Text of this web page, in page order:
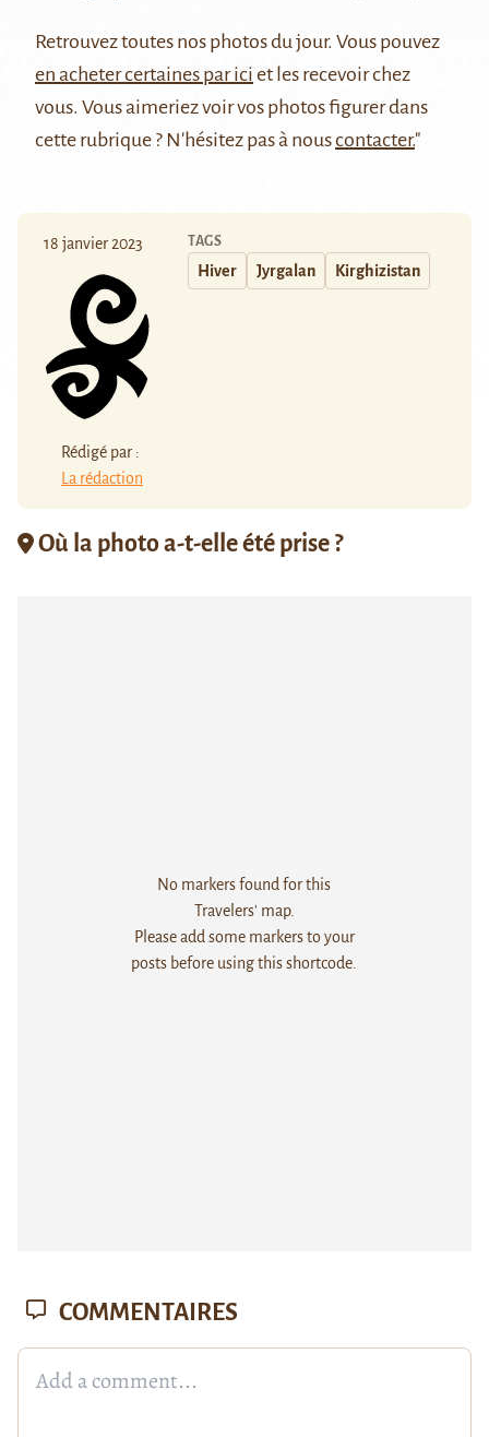
Retrouveztoutes nos photos du jour. Vous pouvez
en acheter certaines par ici et les recevoir chez
vous. Vous aimeriez voir vos photos figurer dans
cette rubrique ? N'hésitez pas à nouscontacter."
18 janvier 2023
Rédigé par :
La rédaction
TAGS
Hiver Jyrgalan Kirghizistan
Où la photo a-t-elle été prise ?
No markers found for this
Travelers' map.
Please add some markers to your
posts before using this shortcode.
COMMENTAIRES